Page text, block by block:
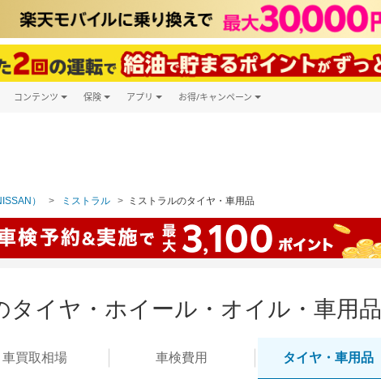
コンテンツ 保険 アプリ お得/キャンペーン
） ミストラル ミストラルのタイヤ・車用品
タイヤ・ホイール・オイル・車用品
車買取相場 車検費用 タイヤ・ 車用品